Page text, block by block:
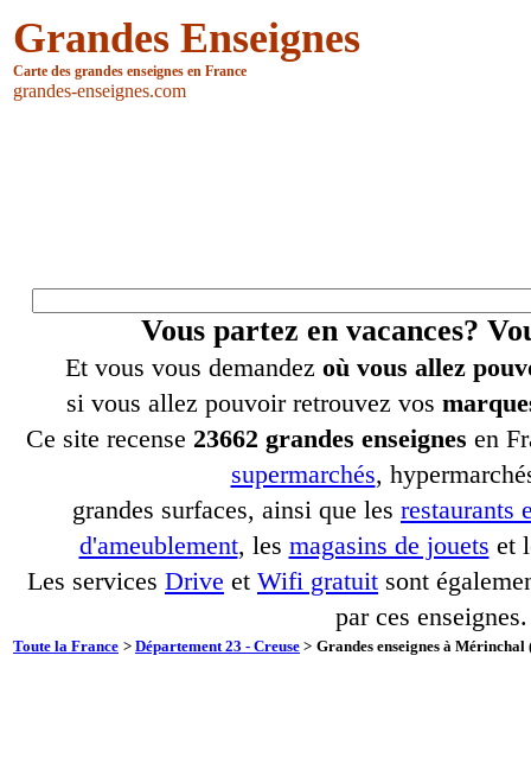
Grandes Enseignes
Carte des grandes enseignes en France
grandes-enseignes.com
Vous partez en vacances?
Et vous vous demandez où vous allez
si vous allez pouvoir retrouvez vos
Ce site recense 23662 grandes enseignes en
supermarchés,
grandes surfaces, ainsi que les restaurants
d'ameublement, les magasins de jouets et
Les services Drive et Wifi gratuit sont
par ces enseignes.
Toute la France > Département 23 - Creuse > Grandes enseignes à Mérinchal